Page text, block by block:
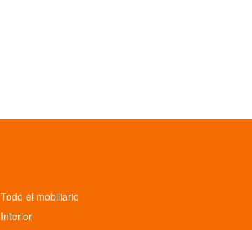
Todo el mobiliario
Interior